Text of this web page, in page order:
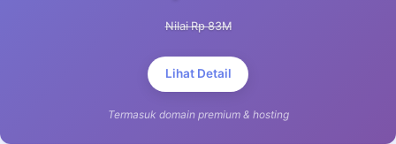
Nilai Rp 83M
Lihat Detail
Termasuk domain premium & hosting